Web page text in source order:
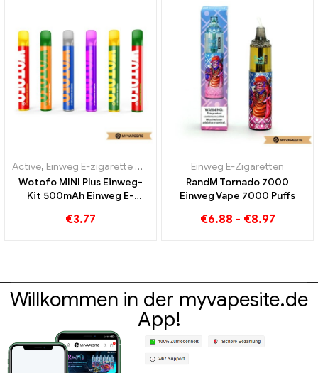
Active, Einweg E-zigarette mit Nikotin
Einweg E-Zigaretten
Wotofo MINI Plus Einweg-
Kit 500mAh Einweg E-
Custom
€3.77
Einweg E-Zigaretten
RandM Tornado 7000
Einweg Vape 7000 Puffs
€6.88 - €8.97
Willkommen in der myvapesite.de
App!